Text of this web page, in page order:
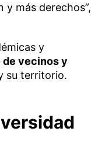
más derechos”,
y
de vecinos y
su territorio.